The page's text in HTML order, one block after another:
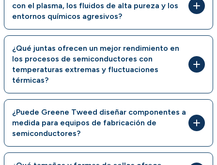
con el plasma, los fluidos de alta pureza y los
entornos químicos agresivos?
¿Qué juntas ofrecen un mejor rendimiento en
los procesos de semiconductores con
temperaturas extremas y fluctuaciones
térmicas?
¿Puede Greene Tweed diseñar componentes a
medida para equipos de fabricación de
semiconductores?